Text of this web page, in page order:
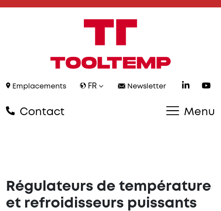
Emplacements FR Newsletter
Contact Menu
Régulateurs de température
et refroidisseurs puissants